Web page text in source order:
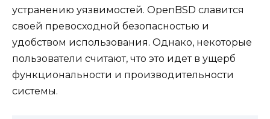
устранению уязвимостей. OpenBSD славится
своей превосходной безопасностью и
удобством использования. Однако, некоторые
пользователи считают, что это идет в ущерб
функциональности и производительности
системы.